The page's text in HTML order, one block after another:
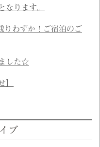
ります。
りわずか！ご宿泊のご
した☆
ブ